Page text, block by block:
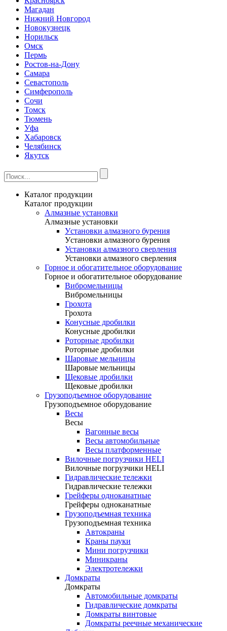
Магадан
Нижний Новгород
Новокузнецк
Норильск
Омск
Пермь
Ростов-на-Дону
Самара
Севастополь
Симферополь
Сочи
Томск
Тюмень
Уфа
Хабаровск
Челябинск
Якутск
Каталог продукции
Каталог продукции
Алмазные установки
Алмазные установки
Уcтановки алмазного бурения
Уcтановки алмазного бурения
Установки алмазного сверления
Установки алмазного сверления
Горное и обогатительное оборудование
Горное и обогатительное оборудование
Вибромельницы
Вибромельницы
Грохота
Грохота
Конусные дробилки
Конусные дробилки
Роторные дробилки
Роторные дробилки
Шаровые мельницы
Шаровые мельницы
Щековые дробилки
Щековые дробилки
Грузоподъемное оборудование
Грузоподъемное оборудование
Весы
Весы
Вагонные весы
Весы автомобильные
Весы платформенные
Вилочные погрузчики HELI
Вилочные погрузчики HELI
Гидравлические тележки
Гидравлические тележки
Грейферы одноканатные
Грейферы одноканатные
Грузоподъемная техника
Грузоподъемная техника
Автокраны
Краны пауки
Мини погрузчики
Миникраны
Электротележки
Домкраты
Домкраты
Автомобильные домкраты
Гидравлические домкраты
Домкраты винтовые
Домкраты реечные механические